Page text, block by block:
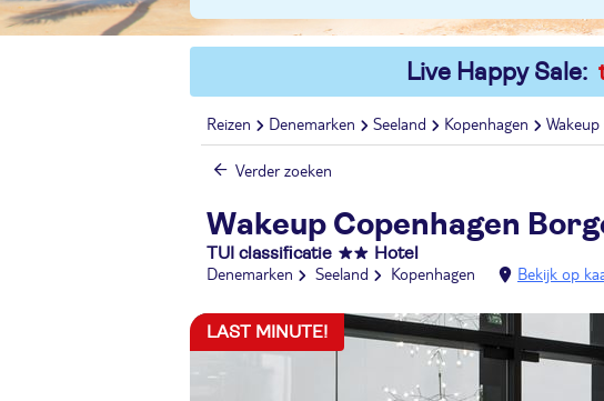
Live Happy Sale:
Reizen Denemarken Seeland Kopenhagen
Verder zoeken
Wakeup Copenhagen
TUI classificatie Hotel
Denemarken Seeland Kopenhagen Bekijk op
LAST MINUTE!